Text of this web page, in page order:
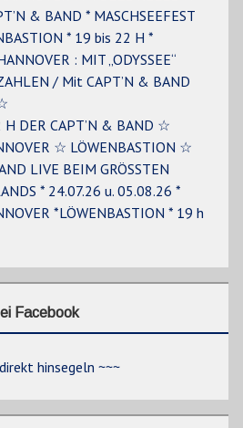
& BAND * MASCHSEEFEST
* 19 bis 22 H *
: MIT „ODYSSEE“
/ Mit CAPT’N & BAND
DER CAPT’N & BAND ☆
☆ LÖWENBASTION ☆
LIVE BEIM GRÖSSTEN
* 24.07.26 u. 05.08.26 *
*LÖWENBASTION * 19 h
Facebook
hinsegeln ~~~